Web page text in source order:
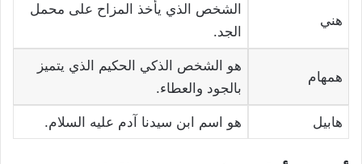
هني
الشخص الذي يأخذ المزاح على محمل
الجد.
همهام
هو الشخص الذكي الحكيم الذي يتميز
بالجود والعطاء.
هابيل هو اسم ابن سيدنا آدم عليه السلام.